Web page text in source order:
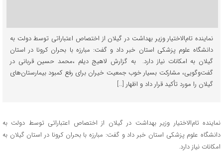
نماینده تام‌الاختیار وزیر بهداشت در گیلان از اختصاص اعتباراتی توسط دولت به
دانشگاه علوم پزشکی استان خبر داد و گفت: مبارزه با بحران کرونا در استان
گیلان به امکانات نیاز دارد. به گزارش لاهیج دیلم ،محمد حسین قربانی در
گفت‌وگویی، مشارکت بسیار خوب جمعیت خیران برای رفع کمبود بیمارستان‌های
گیلان را مورد تأکید قرار داد و اظهار […]
نماینده تام‌الاختیار وزیر بهداشت در گیلان از اختصاص اعتباراتی توسط دولت به
دانشگاه علوم پزشکی استان خبر داد و گفت: مبارزه با بحران کرونا در استان گیلان به
امکانات نیاز دارد.